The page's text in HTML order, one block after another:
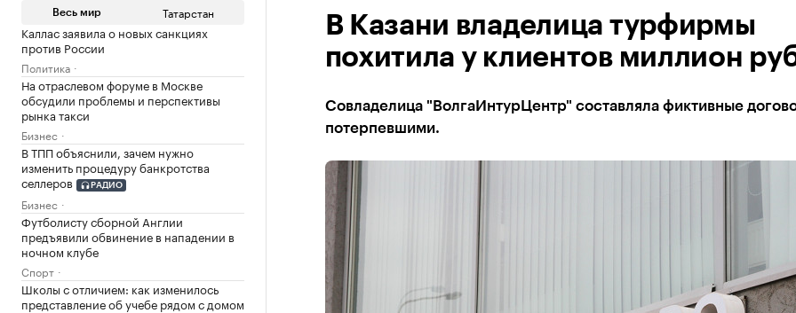
Весь мир Татарстан
Каллас заявила о новых санкциях
против России
Политика
На отраслевом форуме в Москве
обсудили проблемы и перспективы
рынка такси
Бизнес
В ТПП объяснили, зачем нужно
изменить процедуру банкротства
селлеров
РАДИО
Бизнес
Футболисту сборной Англии
предъявили обвинение в нападении в
ночном клубе
Спорт
Школы с отличием: как изменилось
представление об учебе рядом с домом
В Казани владелица турфирмы
похитила у клиентов миллион
Совладелица "ВолгаИнтурЦентр" составляла фиктивные
потерпевшими.